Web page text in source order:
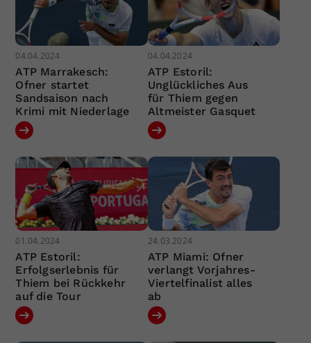
04.04.2024
ATP Marrakesch:
Ofner startet
Sandsaison nach
Krimi mit Niederlage
04.04.2024
ATP Estoril:
Unglückliches Aus
für Thiem gegen
Altmeister Gasquet
01.04.2024
ATP Estoril:
Erfolgserlebnis für
Thiem bei Rückkehr
auf die Tour
24.03.2024
ATP Miami: Ofner
verlangt Vorjahres-
Viertelfinalist alles
ab